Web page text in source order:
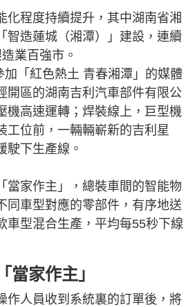
化程度持續提升，其中湖南省湘
智造蓮城（湘潭）」建設，連續
業百強市。
加「紅色熱土 青春湘潭」的媒體
開區的湖南吉利汽車部件有限公
機高速運轉；焊裝線上，巨型機
工位前，一輛輛嶄新的吉利星
駛下生產線。
當家作主」，總裝車間的智能物
同車型對應的零部件，有序地送
車型混合生產，平均每55秒下線
當家作主」
作人員收到系統裏的訂單後，將